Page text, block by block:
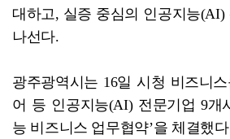
대하고, 실증 중심의 인공지능(AI)
나선다.
광주광역시는 16일 시청 비즈니
어 등 인공지능(AI) 전문기업 9개
능 비즈니스 업무협약’을 체결했